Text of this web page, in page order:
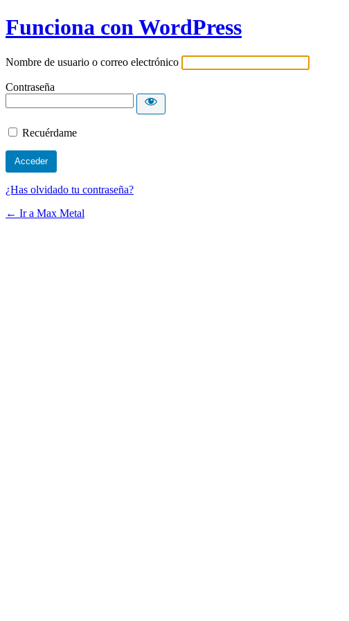
Funciona con WordPress
Nombre de usuario o correo electrónico
Contraseña
Recuérdame
¿Has olvidado tu contraseña?
← Ir a Max Metal